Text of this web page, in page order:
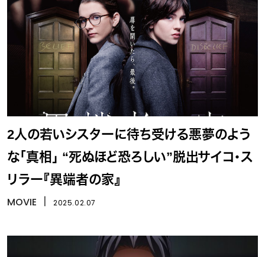
2人の若いシスターに待ち受ける悪夢のよう
な「真相」 “死ぬほど恐ろしい”脱出サイコ・ス
リラー『異端者の家』
MOVIE 2025.02.07